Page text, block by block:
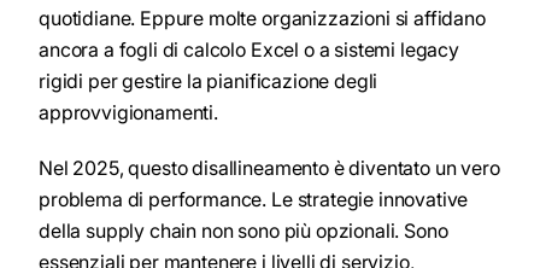
quotidiane. Eppure molte organizzazioni si affidano
ancora a fogli di calcolo Excel o a sistemi legacy
rigidi per gestire la pianificazione degli
approvvigionamenti.
Nel 2025, questo disallineamento è diventato un vero
problema di performance. Le strategie innovative
della supply chain non sono più opzionali. Sono
essenziali per mantenere i livelli di servizio,